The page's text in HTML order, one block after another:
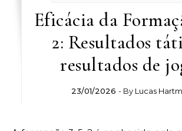
Eficácia da
2: Resultados
resultados de
23/01/2026 - By Lucas